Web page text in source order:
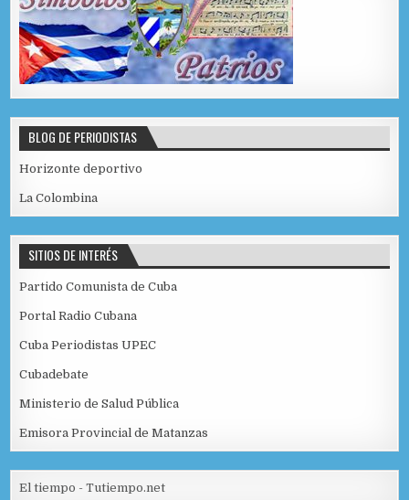
BLOG DE PERIODISTAS
Horizonte deportivo
La Colombina
SITIOS DE INTERÉS
Partido Comunista de Cuba
Portal Radio Cubana
Cuba Periodistas UPEC
Cubadebate
Ministerio de Salud Pública
Emisora Provincial de Matanzas
El tiempo - Tutiempo.net